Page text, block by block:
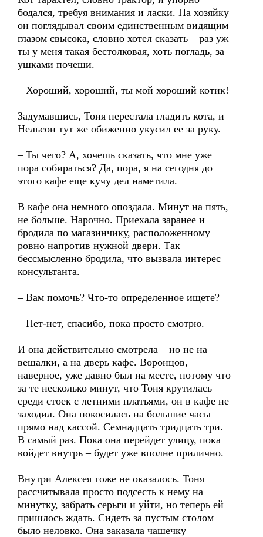
бодался, требуя внимания и ласки. На хозяйку
он поглядывал своим единственным видящим
глазом свысока, словно хотел сказать – раз уж
ты у меня такая бестолковая, хоть погладь, за
ушками почеши.
– Хороший, хороший, ты мой хороший котик!
Задумавшись, Тоня перестала гладить кота, и
Нельсон тут же обиженно укусил ее за руку.
– Ты чего? А, хочешь сказать, что мне уже
пора собираться? Да, пора, я на сегодня до
этого кафе еще кучу дел наметила.
В кафе она немного опоздала. Минут на пять,
не больше. Нарочно. Приехала заранее и
бродила по магазинчику, расположенному
ровно напротив нужной двери. Так
бессмысленно бродила, что вызвала интерес
консультанта.
– Вам помочь? Что-то определенное ищете?
– Нет-нет, спасибо, пока просто смотрю.
И она действительно смотрела – но не на
вешалки, а на дверь кафе. Воронцов,
наверное, уже давно был на месте, потому что
за те несколько минут, что Тоня крутилась
среди стоек с летними платьями, он в кафе не
заходил. Она покосилась на большие часы
прямо над кассой. Семнадцать тридцать три.
В самый раз. Пока она перейдет улицу, пока
войдет внутрь – будет уже вполне прилично.
Внутри Алексея тоже не оказалось. Тоня
рассчитывала просто подсесть к нему на
минутку, забрать серьги и уйти, но теперь ей
пришлось ждать. Сидеть за пустым столом
было неловко. Она заказала чашечку